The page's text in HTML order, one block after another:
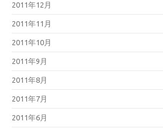
2011年12月
2011年11月
2011年10月
2011年9月
2011年8月
2011年7月
2011年6月